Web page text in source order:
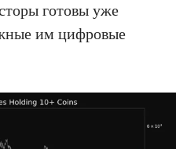
готовы уже
им цифровые